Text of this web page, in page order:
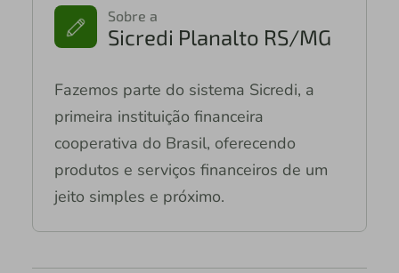
Sobre a
Sicredi Planalto RS/MG
Fazemos parte do sistema Sicredi, a
primeira instituição financeira
cooperativa do Brasil, oferecendo
produtos e serviços financeiros de um
jeito simples e próximo.